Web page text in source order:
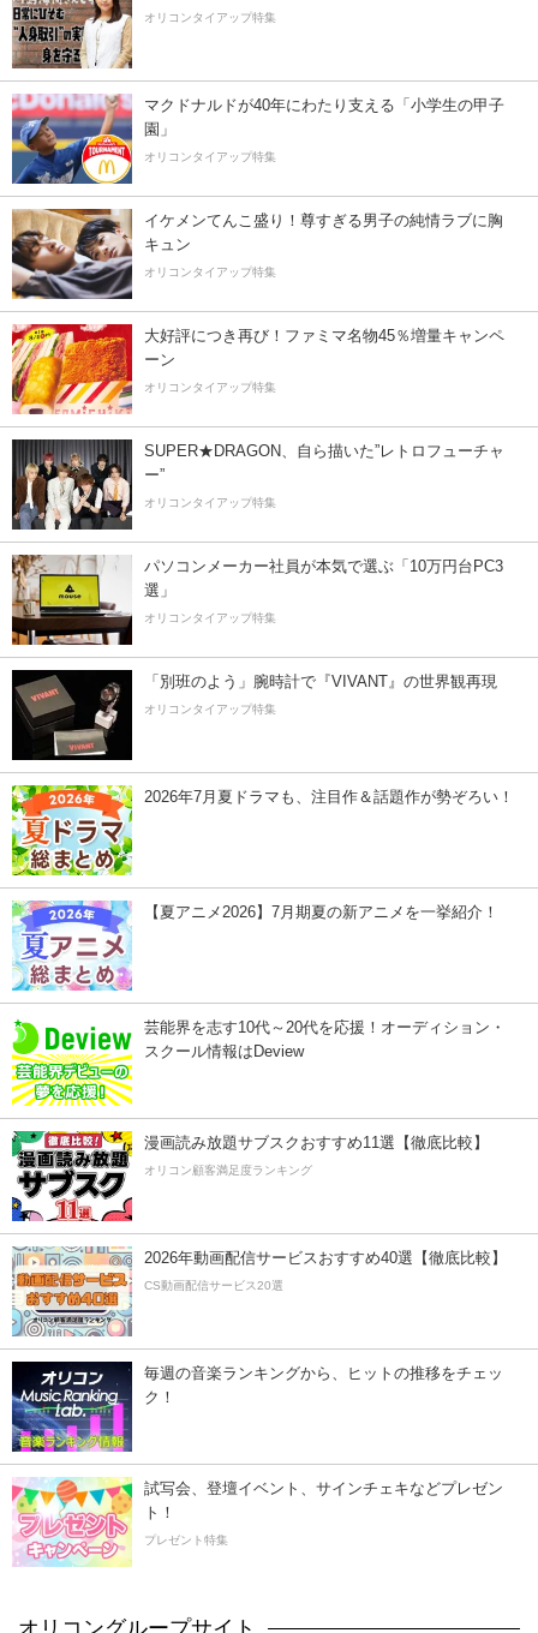
オリコンタイアップ特集
マクドナルドが40年にわたり支える「小学生の甲子
園」
オリコンタイアップ特集
イケメンてんこ盛り！尊すぎる男子の純情ラブに胸
キュン
オリコンタイアップ特集
大好評につき再び！ファミマ名物45％増量キャンペ
ーン
オリコンタイアップ特集
SUPER★DRAGON、自ら描いた”レトロフューチャ
ー”
オリコンタイアップ特集
パソコンメーカー社員が本気で選ぶ「10万円台PC3
選」
オリコンタイアップ特集
「別班のよう」腕時計で『VIVANT』の世界観再現
オリコンタイアップ特集
2026年7月夏ドラマも、注目作＆話題作が勢ぞろい！
【夏アニメ2026】7月期夏の新アニメを一挙紹介！
芸能界を志す10代～20代を応援！オーディション・
スクール情報はDeview
漫画読み放題サブスクおすすめ11選【徹底比較】
オリコン顧客満足度ランキング
2026年動画配信サービスおすすめ40選【徹底比較】
CS動画配信サービス20選
毎週の音楽ランキングから、ヒットの推移をチェッ
ク！
試写会、登壇イベント、サインチェキなどプレゼン
ト！
プレゼント特集